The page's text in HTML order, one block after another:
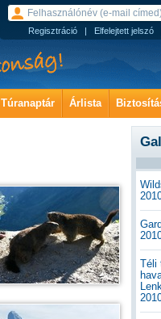
Regisztráció | Elfelejtett jelszó
Túranaptár Árlista
Téli